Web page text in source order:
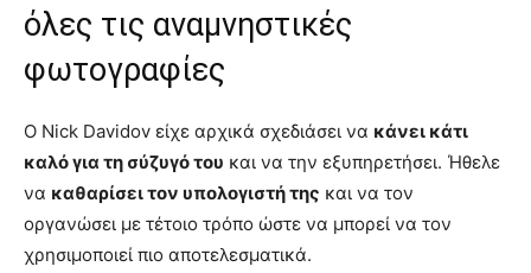
όλες τις αναμνηστικές
φωτογραφίες
Ο Nick Davidov είχε αρχικά σχεδιάσει να κάνει κάτι
καλό για τη σύζυγό του και να την εξυπηρετήσει. Ήθελε
να καθαρίσει τον υπολογιστή της και να τον
οργανώσει με τέτοιο τρόπο ώστε να μπορεί να τον
χρησιμοποιεί πιο αποτελεσματικά.